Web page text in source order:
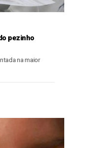
pezinho
na maior